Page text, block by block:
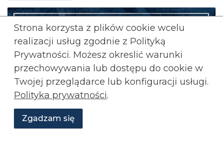
Strona korzysta z plików cookie wcelu
realizacji usług zgodnie z Polityką
Prywatności. Możesz okreslić warunki
przechowywania lub dostępu do cookie w
Twojej przeglądarce lub konfiguracji usługi.
Polityka prywatności.
Zgadzam się